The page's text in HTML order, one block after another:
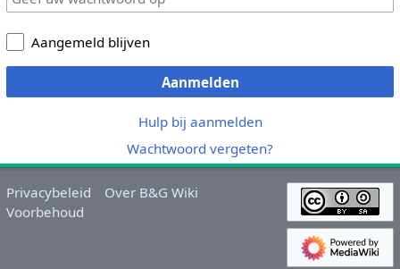
Aangemeld blijven
Aanmelden
Hulp bij aanmelden
Wachtwoord vergeten?
Privacybeleid
Over B&G Wiki
Voorbehoud